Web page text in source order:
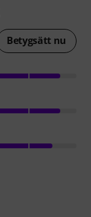
Betygsätt nu